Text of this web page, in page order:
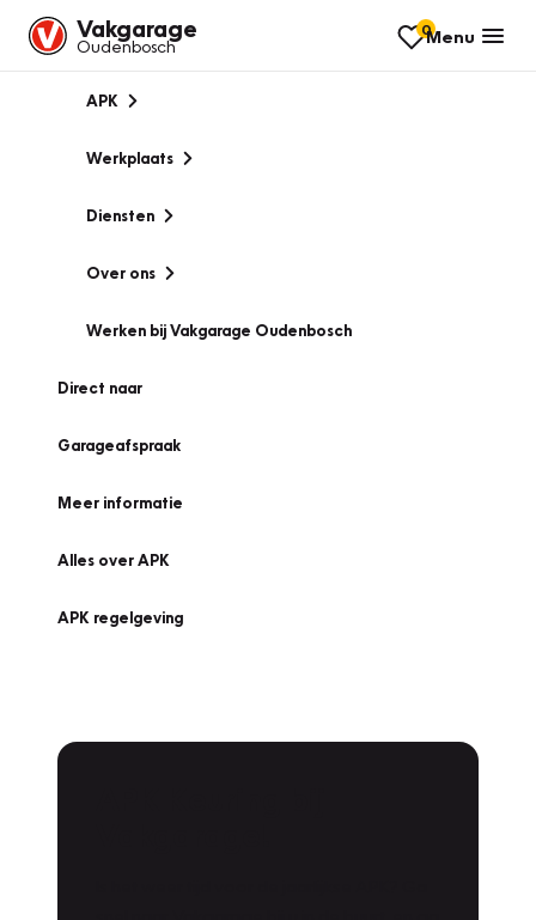
Vakgarage
Oudenbosch
0Menu
APK
Werkplaats
Diensten
Over ons
Werken bij Vakgarage Oudenbosch
Direct naar
Garageafspraak
Meer informatie
Alles over APK
APK regelgeving